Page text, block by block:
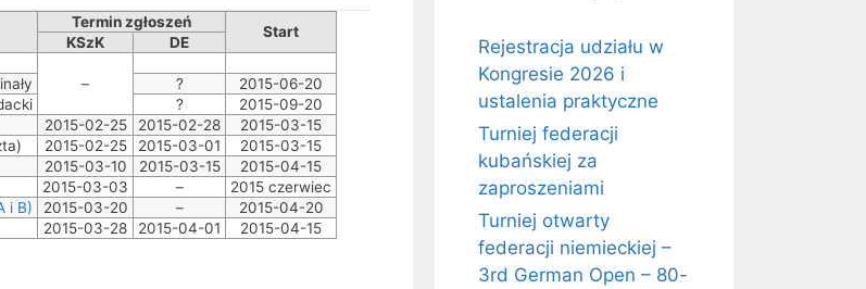
Termin zgłoszeń
Start
KSzK DE
–
?
2015-06-20
?
2015-09-20
2015-02-25 2015-02-28
2015-03-15
2015-02-25 2015-03-01
2015-03-15
2015-03-10 2015-03-15
2015-04-15
2015-03-03 –
2015 czerwiec
i B) 2015-03-20 –
2015-04-20
2015-03-28 2015-04-01 2015-04-15
Rejestracja udziału w
Kongresie 2026 i
ustalenia praktyczne
Turniej federacji
kubańskiej za
zaproszeniami
Turniej otwarty
federacji niemieckiej –
3rd German Open – 80-